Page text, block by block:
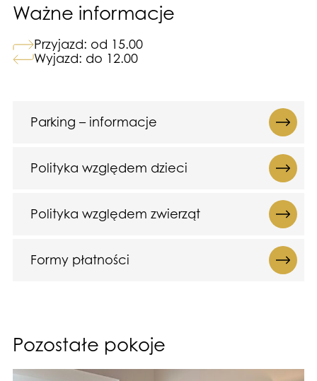
Ważne informacje
Przyjazd: od 15.00
Wyjazd: do 12.00
Parking – informacje
Polityka względem dzieci
Polityka względem zwierząt
Formy płatności
Pozostałe pokoje